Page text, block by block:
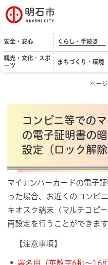
明石市
安全・安心 くらし・手続き
観光・文化・スポ
ーツ
まちづくり・環境
ペー
コンビニ等での
の電子証明書の
設定（ロック解
マイナンバーカードの電子
った場合、お近くのコンビ
キオスク端末（マルチコピ
再設定を行うことができます
【注意事項】
署名用（英数字6桁～16